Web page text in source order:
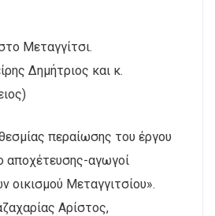
Μεταγγίτσι.
Δημήτριος και κ.
περαίωσης του έργου
αποχέτευσης-αγωγοί
οικισμού Μεταγγιτσίου».
Αρίστος,